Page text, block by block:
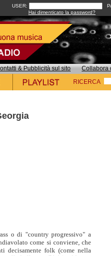
USER:
Hai dimenticato la password?
& Pubblicità sul sito Collabora
RICERCA
o di "country progressivo" a
come si conviene, che
decisamente folk (come nella